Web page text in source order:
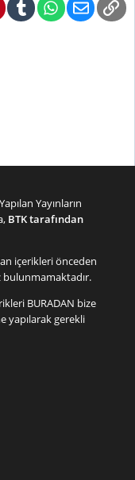
PinterestTumblrWhatsApp
E-posta
Yayınların
BTK tarafından
içerikleri önceden
BURADAN bize
yapılarak gerekli